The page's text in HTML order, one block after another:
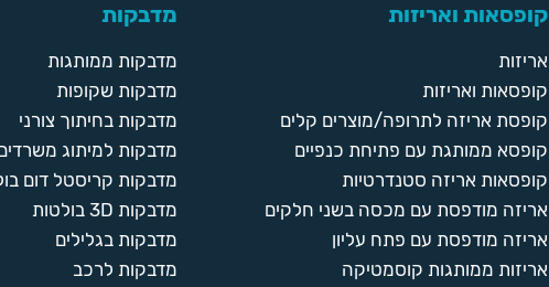
קופסאות ואריזות
אריזות
קופסאות ואריזות
קופסת אריזה לתרופה/מוצרים קלים
קופסא ממותגת עם פתיחת כנפיים
קופסאות אריזה סטנדרטיות
אריזה מודפסת עם מכסה בשני חלקים
אריזה מודפסת עם פתח עליון
אריזות ממותגות קוסמטיקה
מדבקות
מדבקות ממותגות
מדבקות שקופות
מדבקות בחיתוך צורני
מדבקות למיתוג
מדבקות קריסטל דום
מדבקות 3D בולטות
מדבקות בגלילים
מדבקות לרכב